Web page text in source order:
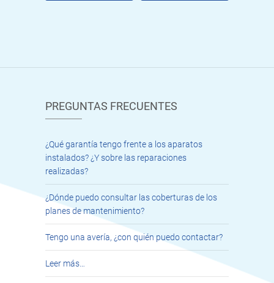
PREGUNTAS FRECUENTES
¿Qué garantía tengo frente a los aparatos
instalados? ¿Y sobre las reparaciones
realizadas?
¿Dónde puedo consultar las coberturas de los
planes de mantenimiento?
Tengo una avería, ¿con quién puedo contactar?
Leer más…